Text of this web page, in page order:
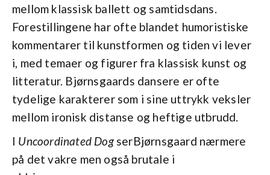
mellom klassisk ballett og samtidsdans.
Forestillingene har ofte blandet humoristiske
kommentarer til kunstformen og tiden vi lever
i, med temaer og figurer fra klassisk kunst og
litteratur. Bjørnsgaards dansere er ofte
tydelige karakterer som i sine uttrykk veksler
mellom ironisk distanse og heftige utbrudd.
I Uncoordinated DogserBjørnsgaard nærmere
på det vakre men også brutale i